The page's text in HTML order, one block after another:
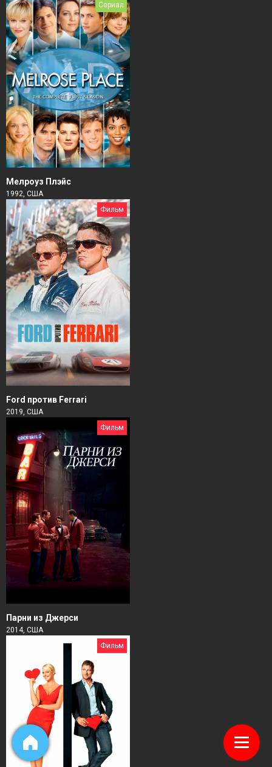
Сериал
Мелроуз Плэйс
1992, США
Фильм
Ford против Ferrari
2019, США
Фильм
Парни из Джерси
2014, США
Фильм